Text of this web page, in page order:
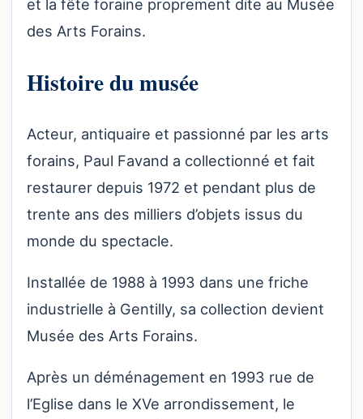
et la fête foraine proprement dite au Musée
des Arts Forains.
Histoire du musée
Acteur, antiquaire et passionné par les arts
forains, Paul Favand a collectionné et fait
restaurer depuis 1972 et pendant plus de
trente ans des milliers d’objets issus du
monde du spectacle.
Installée de 1988 à 1993 dans une friche
industrielle à Gentilly, sa collection devient
Musée des Arts Forains.
Après un déménagement en 1993 rue de
l’Eglise dans le XVe arrondissement, le